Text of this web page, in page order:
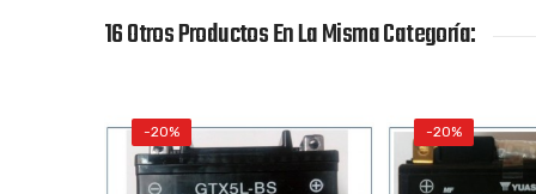
16 Otros Productos En La Misma Categoría:
-20% -20%